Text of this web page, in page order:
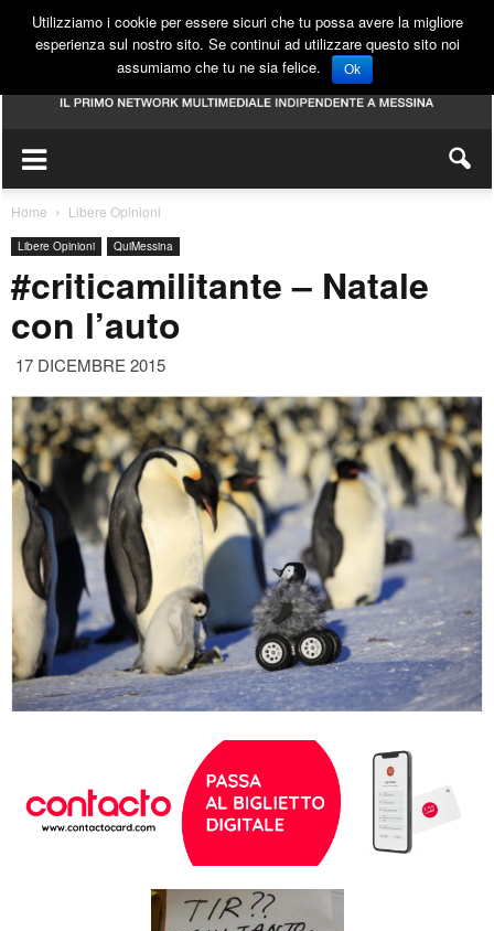
Home Libere Opinioni
Libere Opinioni QuiMessina
#criticamilitante – Natale
con l’auto
17 DICEMBRE 2015
Utilizziamo i cookie per essere sicuri che tu possa avere la migliore
esperienza sul nostro sito. Se continui ad utilizzare questo sito noi
assumiamo che tu ne sia felice.
Ok